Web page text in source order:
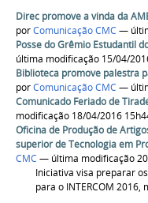
Direc promove a vinda da
porComunicação CMC —
Posse do Grêmio Estudantil
última modificação 15/04/
Biblioteca promove palestra
porComunicação CMC —
Comunicado Feriado de
modificação 18/04/2016
Oficina de Produção de
superior de Tecnologia em
CMC — última modificação
Iniciativa visa preparar
para o INTERCOM